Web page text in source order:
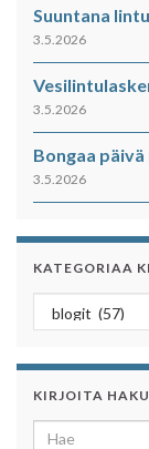
Suuntana
3.5.2026
3.5.2026
Bongaa päivä
3.5.2026
KATEGORIAA
Kategoriaa
KIRJOITA
Search for: